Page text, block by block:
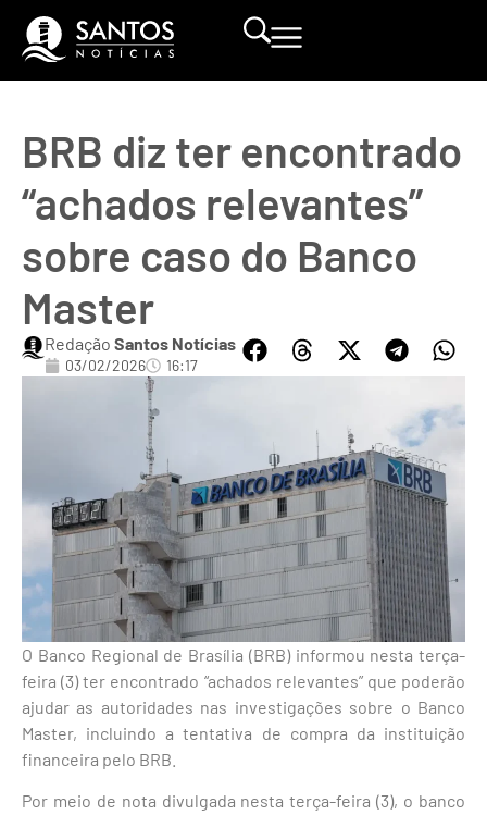
BRB diz ter encontrado
“achados relevantes”
sobre caso do Banco
Master
Redação Santos Notícias
03/02/2026 16:17
O Banco Regional de Brasília (BRB) informou nesta terça-
feira (3) ter encontrado “achados relevantes” que poderão
ajudar as autoridades nas investigações sobre o Banco
Master, incluindo a tentativa de compra da instituição
financeira pelo BRB.
Por meio de nota divulgada nesta terça-feira (3), o banco